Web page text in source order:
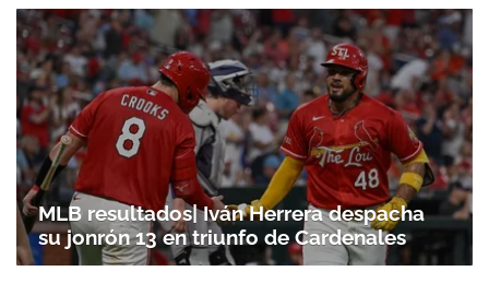
MLB resultados| Iván Herrera despacha
su jonrón 13 en triunfo de Cardenales